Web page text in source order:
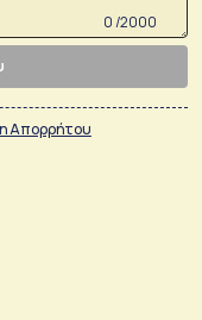
0 /2000
Απορρήτου